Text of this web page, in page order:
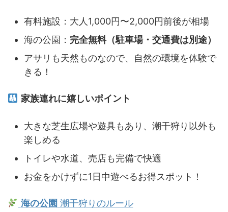
有料施設：大人1,000円〜2,000円前後が相場
海の公園： 完全無料（駐車場・交通費は別途）
アサリも天然ものなので、自然の環境を体験で
きる！
家族連れに嬉しいポイント
大きな芝生広場や遊具もあり、潮干狩り以外も
楽しめる
トイレや水道、売店も完備で快適
お金をかけずに1日中遊べるお得スポット！
海の公園 潮干狩りのルール